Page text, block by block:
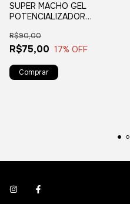
SUPER MACHO GEL
POTENCIALIZADOR
R$75,00
R$90,00
17% OFF